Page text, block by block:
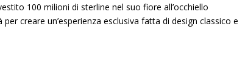
100 milioni di sterline nel suo fiore all’occhiello
creare un’esperienza esclusiva fatta di design classico e